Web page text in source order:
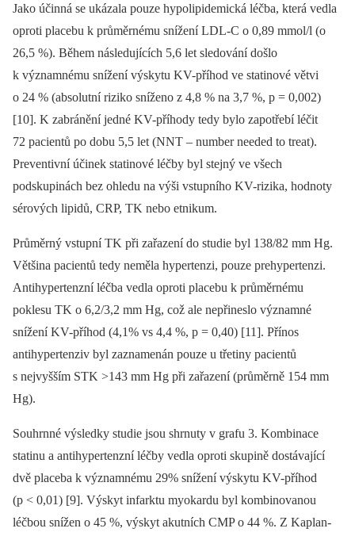
Jako účinná se ukázala pouze hypolipidemická léčba, která vedla
oproti placebu k průměrnému snížení LDL-C o 0,89 mmol/l (o
26,5 %). Během následujících 5,6 let sledování došlo
k významnému snížení výskytu KV-příhod ve statinové větvi
o 24 % (absolutní riziko sníženo z 4,8 % na 3,7 %, p = 0,002)
[10]. K zabránění jedné KV-příhody tedy bylo zapotřebí léčit
72 pacientů po dobu 5,5 let (NNT –⁠ number needed to treat).
Preventivní účinek statinové léčby byl stejný ve všech
podskupinách bez ohledu na výši vstupního KV-rizika, hodnoty
sérových lipidů, CRP, TK nebo etnikum.
Průměrný vstupní TK při zařazení do studie byl 138/82 mm Hg.
Většina pacientů tedy neměla hypertenzi, pouze prehypertenzi.
Antihypertenzní léčba vedla oproti placebu k průměrnému
poklesu TK o 6,2/3,2 mm Hg, což ale nepřineslo významné
snížení KV-příhod (4,1% vs 4,4 %, p = 0,40) [11]. Přínos
antihypertenziv byl zaznamenán pouze u třetiny pacientů
s nejvyšším STK >143 mm Hg při zařazení (průměrně 154 mm
Hg).
Souhrnné výsledky studie jsou shrnuty v grafu 3. Kombinace
statinu a antihypertenzní léčby vedla oproti skupině dostávající
dvě placeba k významnému 29% snížení výskytu KV-příhod
(p < 0,01) [9]. Výskyt infarktu myokardu byl kombinovanou
léčbou snížen o 45 %, výskyt akutních CMP o 44 %. Z Kaplan-